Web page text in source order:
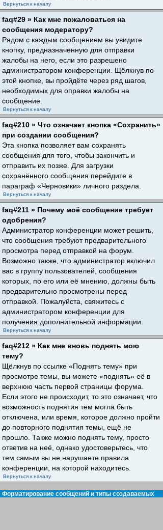
Вернуться к началу
faq#29 » Как мне пожаловаться на
сообщения модератору?
Рядом с каждым сообщением вы увидите
кнопку, предназначенную для отправки
жалобы на него, если это разрешено
администратором конференции. Щёлкнув по
этой кнопке, вы пройдёте через ряд шагов,
необходимых для оправки жалобы на
сообщение.
Вернуться к началу
faq#210 » Что означает кнопка «Сохранить»
при создании сообщения?
Эта кнопка позволяет вам сохранять
сообщения для того, чтобы закончить и
отправить их позже. Для загрузки
сохранённого сообщения перейдите в
параграф «Черновики» личного раздела.
Вернуться к началу
faq#211 » Почему моё сообщение требует
одобрения?
Администратор конференции может решить,
что сообщения требуют предварительного
просмотра перед отправкой на форум.
Возможно также, что администратор включил
вас в группу пользователей, сообщения
которых, по его или её мнению, должны быть
предварительно просмотрены перед
отправкой. Пожалуйста, свяжитесь с
администратором конференции для
получения дополнительной информации.
Вернуться к началу
faq#212 » Как мне вновь поднять мою
тему?
Щёлкнув по ссылке «Поднять тему» при
просмотре темы, вы можете «поднять» её в
верхнюю часть первой страницы форума.
Если этого не происходит, то это означает, что
возможность поднятия тем могла быть
отключена, или время, которое должно пройти
до повторного поднятия темы, ещё не
прошло. Также можно поднять тему, просто
ответив на неё, однако удостоверьтесь, что
тем самым вы не нарушаете правила
конференции, на которой находитесь.
Вернуться к началу
Форматирование сообщений и типы создаваемых